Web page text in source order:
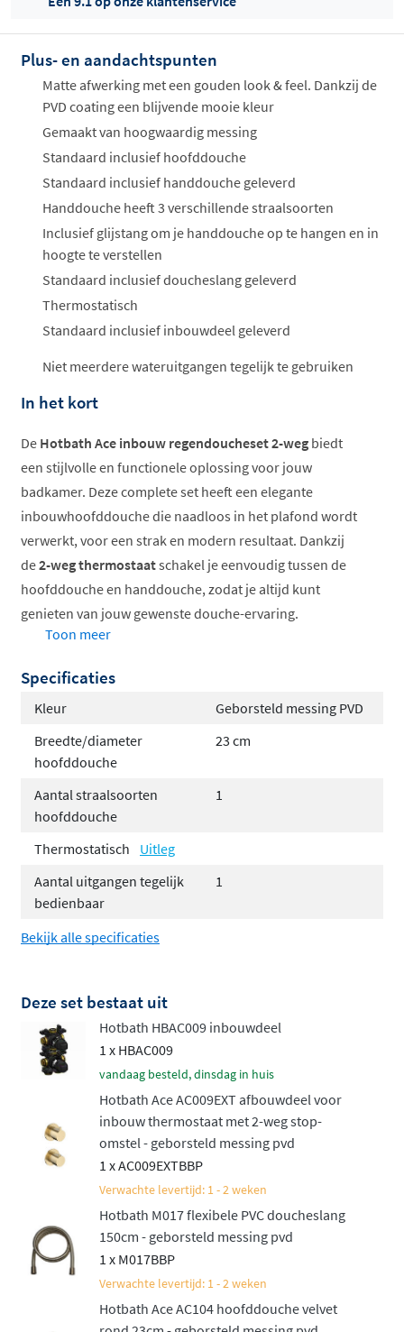
Offertes
ophalen...
Plus- en aandachtspunten
Matte afwerking met een gouden look & feel. Dankzij de
PVD coating een blijvende mooie kleur
Gemaakt van hoogwaardig messing
Standaard inclusief hoofddouche
Standaard inclusief handdouche geleverd
Handdouche heeft 3 verschillende straalsoorten
Inclusief glijstang om je handdouche op te hangen en in
hoogte te verstellen
Standaard inclusief doucheslang geleverd
Thermostatisch
Standaard inclusief inbouwdeel geleverd
Niet meerdere wateruitgangen tegelijk te gebruiken
In het kort
De Hotbath Ace inbouw regendoucheset 2-weg biedt
een stijlvolle en functionele oplossing voor jouw
badkamer. Deze complete set heeft een elegante
inbouwhoofddouche die naadloos in het plafond wordt
verwerkt, voor een strak en modern resultaat. Dankzij
de2-weg thermostaatschakel je eenvoudig tussen de
hoofddouche en handdouche, zodat je altijd kunt
genieten van jouw gewenste douche-ervaring.
de volgende opties:
Keuze uit 6 kleuren
Keuze uit 3 verschillende type hoofddouches
Hoofddouchebevestiging via een wandarm of een
plafondbuis, afhankelijk van jouw
badkamerontwerp.
Handdoucheopties, waarbij je kunt kiezen tussen
3-standen handdouche voor extra comfort.
wandhouder of een handige glijstang, ideaal als je
Net als de rest van deHotbath Ace serie
voor hoge kwaliteit en een verfijnd, slank design.
Bovendien is het een aantrekkelijk geprijsd alternatief
voor de luxueuze Cobber serie. Deze set biedt niet alleen
gebruiksgemak, maar ook een luxe uitstraling die
perfect in elke moderne badkamer past. Een complete
doucheset die jouw dagelijkse routine een stukje
Naast deze inbouwset met thermostaat is de set ook
verkrijgbaar in een variant met mengkraan. Bekijk
daarvoor de
Hotbath ACE inbouw doucheset met
Toon meer
Specificaties
Kleur
Geborsteld messing PVD
Breedte/diameter
hoofddouche
23 cm
Aantal straalsoorten
hoofddouche
1
Thermostatisch
Uitleg
Aantal uitgangen tegelijk
bedienbaar
1
Bekijk alle specificaties
Deze set bestaat uit
Hotbath HBAC009 inbouwdeel
1 x HBAC009
vandaag besteld, dinsdag in huis
Hotbath Ace AC009EXT afbouwdeel voor
inbouw thermostaat met 2-weg stop-
omstel - geborsteld messing pvd
1 x AC009EXTBBP
Verwachte levertijd: 1 - 2 weken
Hotbath M017 flexibele PVC doucheslang
150cm - geborsteld messing pvd
1 x M017BBP
Verwachte levertijd: 1 - 2 weken
Hotbath Ace AC104 hoofddouche velvet